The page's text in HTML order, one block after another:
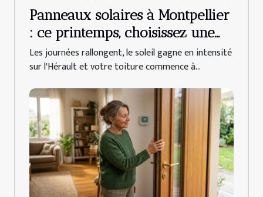
Panneaux solaires à Montpellier
: ce printemps, choisissez une
entreprise locale pour vous
lancer !
Les journées rallongent, le soleil gagne en intensité
sur l'Hérault et votre toiture commence à...